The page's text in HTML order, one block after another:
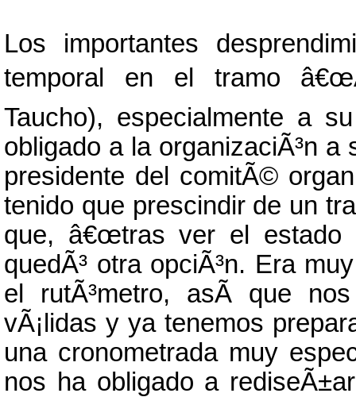
Los importantes
temporal en el tramo
Taucho), especialmente a
obligado a la organizaciÃ³n
presidente del comitÃ©
tenido que prescindir de un
que, â€œtras ver el estado
quedÃ³ otra opciÃ³n. Era
el rutÃ³metro, asÃ­ que
vÃ¡lidas y ya tenemos
una cronometrada muy
nos ha obligado a